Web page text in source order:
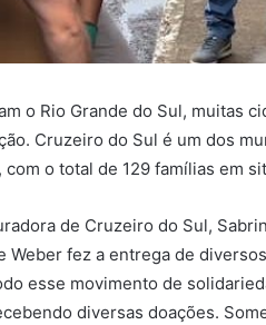
o Rio Grande do Sul, muitas
Cruzeiro do Sul é um dos
o total de 129 famílias em
de Cruzeiro do Sul,
Weber fez a entrega de
esse movimento de
diversas doações.